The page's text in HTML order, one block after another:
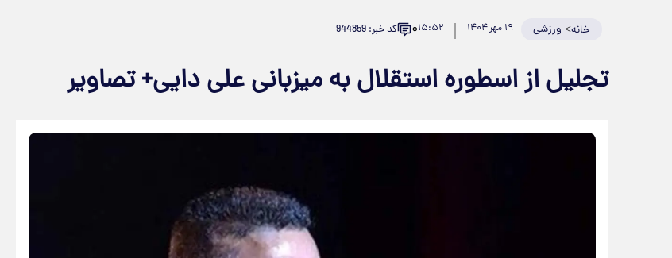
خانه> ورزشی ۱۹ مهر ۱۴۰۴ ۱۵:۵۲۰ کد خبر: 944859
تجلیل از اسطوره استقلال به میزبانی علی دایی+ تصاویر